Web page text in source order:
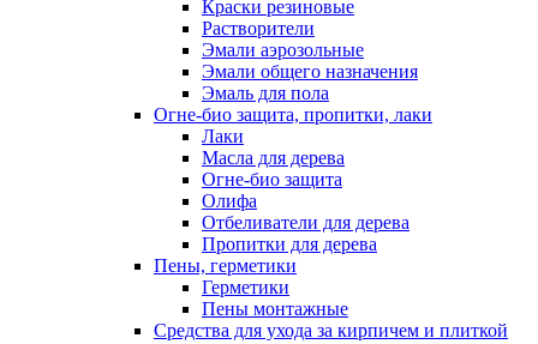
Краски резиновые
Растворители
Эмали аэрозольные
Эмали общего назначения
Эмаль для пола
Огне-био защита, пропитки, лаки
Лаки
Масла для дерева
Огне-био защита
Олифа
Отбеливатели для дерева
Пропитки для дерева
Пены, герметики
Герметики
Пены монтажные
Средства для ухода за кирпичем и плиткой